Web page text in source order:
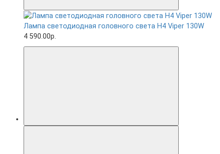
Лампа светодиодная головного света H4 Viper 130W
4 590.00р.